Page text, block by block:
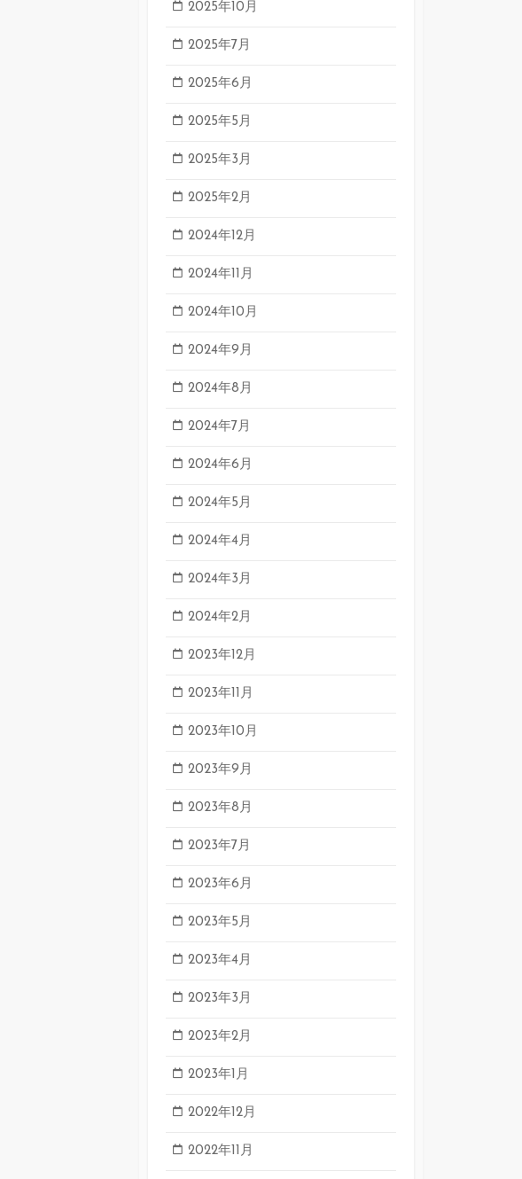
2025年10月
2025年7月
2025年6月
2025年5月
2025年3月
2025年2月
2024年12月
2024年11月
2024年10月
2024年9月
2024年8月
2024年7月
2024年6月
2024年5月
2024年4月
2024年3月
2024年2月
2023年12月
2023年11月
2023年10月
2023年9月
2023年8月
2023年7月
2023年6月
2023年5月
2023年4月
2023年3月
2023年2月
2023年1月
2022年12月
2022年11月